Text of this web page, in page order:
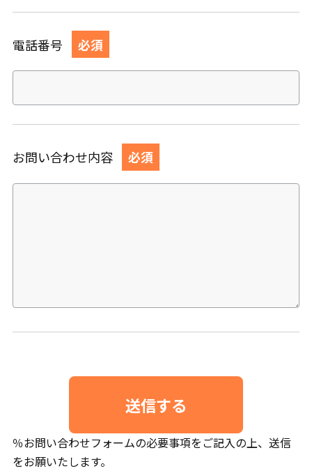
電話番号 必須
お問い合わせ内容 必須
％お問い合わせフォームの必要事項をご記入の上、送信
をお願いたします。